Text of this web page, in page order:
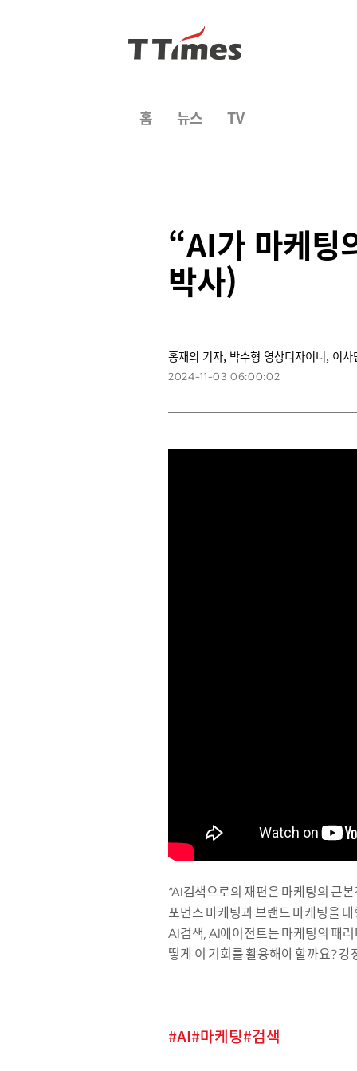
홈 뉴스 TV
“AI가 마케팅
박사)
“AI검색으로의 재편은 마케팅의 근
포먼스 마케팅과 브랜드 마케팅을
AI검색, AI에이전트는 마케팅의 패
떻게 이 기회를 활용해야 할까요?
홍재의 기자, 박수형 영상디자이너, 이
2024-11-03 06:00:02
AI 마케팅 검색